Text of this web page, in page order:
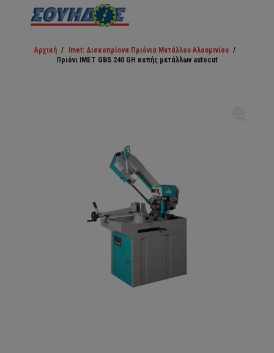
Αρχική / Imet: Δισκοπρίονα Πριόνια Μετάλλου Αλουμινίου /
Πριόνι IMET GBS 240 GH κοπής μετάλλων autocut